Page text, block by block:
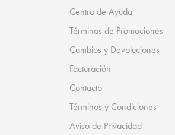
Centro de Ayuda
Términos de Promociones
Cambios y Devoluciones
Facturación
Contacto
Términos y Condiciones
Aviso de Privacidad